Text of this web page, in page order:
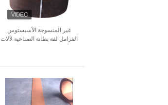
غير المنسوجة الأسبستوس
الفرامل لفة بطانة الصناعية لآلات